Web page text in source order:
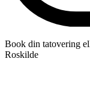
Book din tatovering
Roskilde